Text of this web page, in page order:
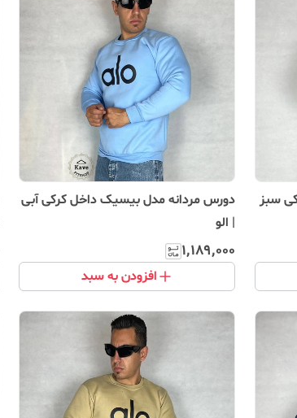
سبز
دورس مردانه مدل بیسیک داخل کرکی آبی
| الو
۱٬۱۸۹٬۰۰۰
افزودن به سبد